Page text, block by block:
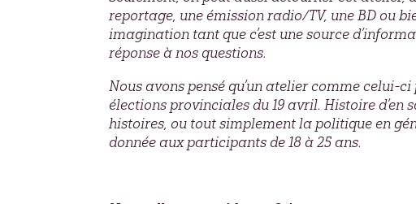
reportage, une émission radio/TV, une BD ou
imagination tant que c’est une source
réponse à nos questions.
Nous avons pensé qu’un atelier comme celui-
élections provinciales du 19 avril. Histoire
histoires, ou tout simplement la politique en
donnée aux participants de 18 à 25 ans.